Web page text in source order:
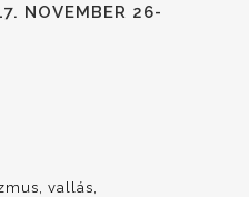
NOVEMBER 26-
vallás